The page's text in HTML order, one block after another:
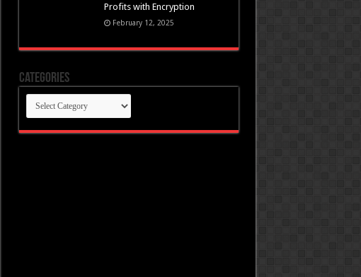
Profits with Encryption
February 12, 2025
Categories
Categories